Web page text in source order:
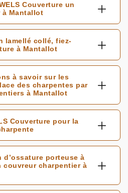
Couverture un
à Mantallot
lamellé collé, fiez-
à Mantallot
à savoir sur les
des charpentes par
à Mantallot
Couverture pour la
porteuse à
couvreur charpentier à